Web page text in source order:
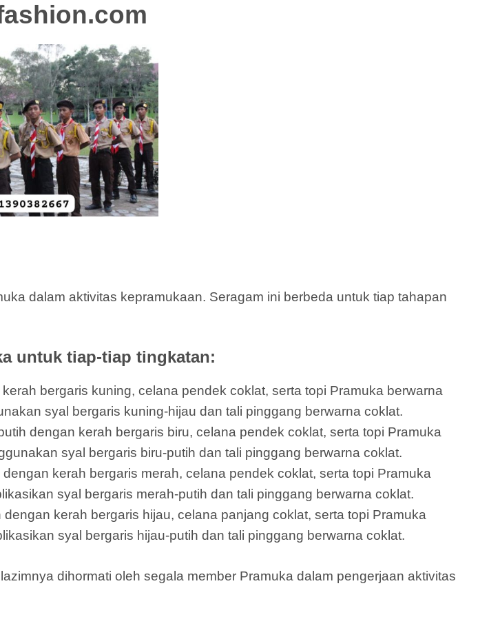
dalam aktivitas kepramukaan. Seragam ini berbeda untuk tiap tahapan
untuk tiap-tiap tingkatan:
bergaris kuning, celana pendek coklat, serta topi Pramuka berwarna
syal bergaris kuning-hijau dan tali pinggang berwarna coklat.
dengan kerah bergaris biru, celana pendek coklat, serta topi Pramuka
syal bergaris biru-putih dan tali pinggang berwarna coklat.
kerah bergaris merah, celana pendek coklat, serta topi Pramuka
syal bergaris merah-putih dan tali pinggang berwarna coklat.
kerah bergaris hijau, celana panjang coklat, serta topi Pramuka
syal bergaris hijau-putih dan tali pinggang berwarna coklat.
dihormati oleh segala member Pramuka dalam pengerjaan aktivitas